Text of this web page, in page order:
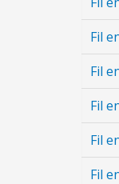
Fil
Fil
Fil
Fil
Fil